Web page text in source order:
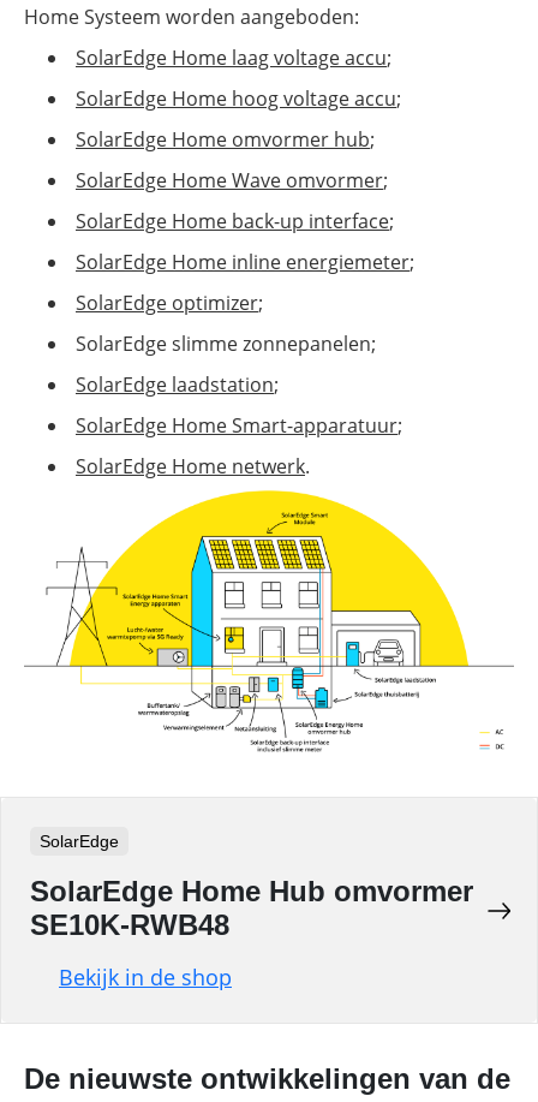
Home Systeem worden aangeboden:
SolarEdge Home laag voltage accu;
SolarEdge Home hoog voltage accu;
SolarEdge Home omvormer hub;
SolarEdge Home Wave omvormer;
SolarEdge Home back-up interface;
SolarEdge Home inline energiemeter;
SolarEdge optimizer;
SolarEdge slimme zonnepanelen;
SolarEdge laadstation;
SolarEdge Home Smart-apparatuur;
SolarEdge Home netwerk.
SolarEdge
SolarEdge Home Hub omvormer
SE10K-RWB48
Bekijk in de shop
De nieuwste ontwikkelingen van de